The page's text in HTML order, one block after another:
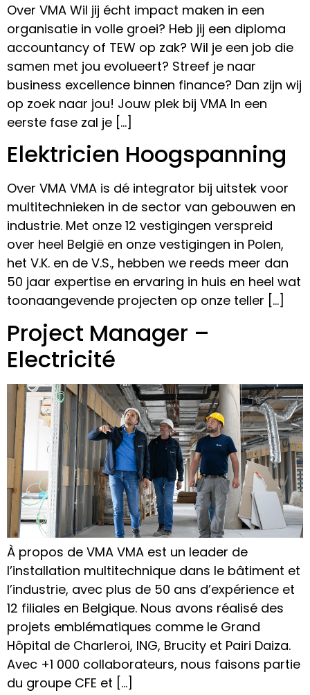
Over VMA Wil jij écht impact maken in een
organisatie in volle groei? Heb jij een diploma
accountancy of TEW op zak? Wil je een job die
samen met jou evolueert? Streef je naar
business excellence binnen finance? Dan zijn wij
op zoek naar jou! Jouw plek bij VMA In een
eerste fase zal je […]
Elektricien Hoogspanning
Over VMA VMA is dé integrator bij uitstek voor
multitechnieken in de sector van gebouwen en
industrie. Met onze 12 vestigingen verspreid
over heel België en onze vestigingen in Polen,
het V.K. en de V.S., hebben we reeds meer dan
50 jaar expertise en ervaring in huis en heel wat
toonaangevende projecten op onze teller […]
Project Manager –
Electricité
À propos de VMA VMA est un leader de
l’installation multitechnique dans le bâtiment et
l’industrie, avec plus de 50 ans d’expérience et
12 filiales en Belgique. Nous avons réalisé des
projets emblématiques comme le Grand
Hôpital de Charleroi, ING, Brucity et Pairi Daiza.
Avec +1 000 collaborateurs, nous faisons partie
du groupe CFE et […]